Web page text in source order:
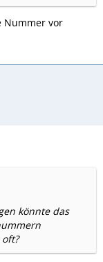
Nummer vor
könnte das